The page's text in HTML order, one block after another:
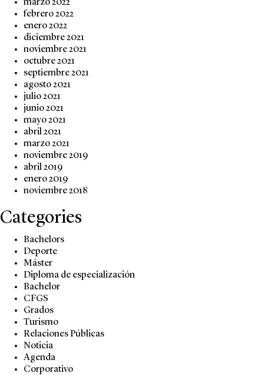
marzo 2022
febrero 2022
enero 2022
diciembre 2021
noviembre 2021
octubre 2021
septiembre 2021
agosto 2021
julio 2021
junio 2021
mayo 2021
abril 2021
marzo 2021
noviembre 2019
abril 2019
enero 2019
noviembre 2018
Categories
Bachelors
Deporte
Máster
Diploma de especialización
Bachelor
CFGS
Grados
Turismo
Relaciones Públicas
Noticia
Agenda
Corporativo